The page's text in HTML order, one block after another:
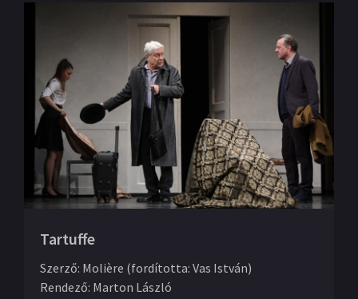
Tartuffe
Szerző: Molière (fordította: Vas István)
Rendező: Marton László